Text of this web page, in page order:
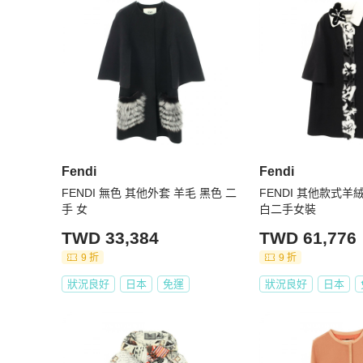
【真偽鑑定保障】
★ 商品為PopChill 特選日本合作夥伴日本 BrandOff 所販售
★ 商品皆由日本專業鑑定師鑑定通過，確認商品符合品牌工
★ 商品皆由專人確認商品的顏色、材質以及尺寸，均與賣
【費用相關】
★ 免國際運費！
★ 商品為國際運送，可能產生關稅由買家自行負擔
【寄送時程相關】
★ 依寄達國家區域、驗關、航班或氣候等不可控因素而異
★ 下單後無法取消訂單
【商品瑕疵說明】
★ 二手商品非新品，圖文已盡力完整敘述細節，請買家務
★ 日本中古名牌行業統一的分級標準非常嚴謹，商品狀況
【中文客戶服務】
Fendi
FENDI 無色 其他外套 羊毛 黑色 二
手 女
TWD 33,384
9 折
狀況良好 日本 免運
Fendi
FENDI 其他款式羊
白二手女裝
TWD 61,776
9 折
狀況良好 日本